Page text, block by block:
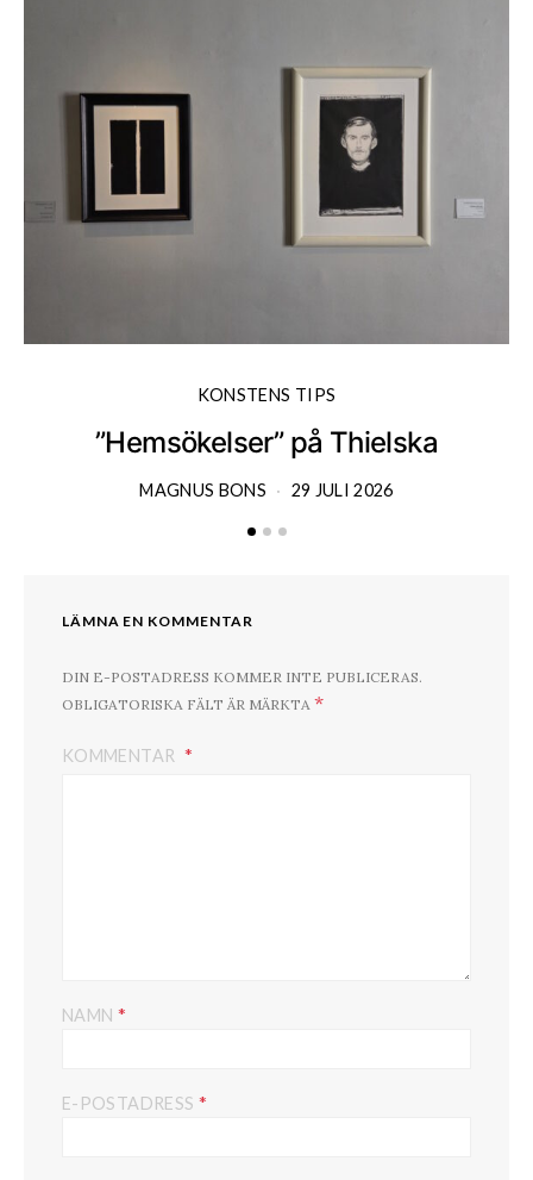
KONSTENS TIPS
”Hemsökelser” på Thielska
MAGNUS BONS 29 JULI 2026
LÄMNA EN KOMMENTAR
DIN E-POSTADRESS KOMMER INTE PUBLICERAS.
OBLIGATORISKA FÄLT ÄR MÄRKTA *
KOMMENTAR
NAMN *
E-POSTADRESS *